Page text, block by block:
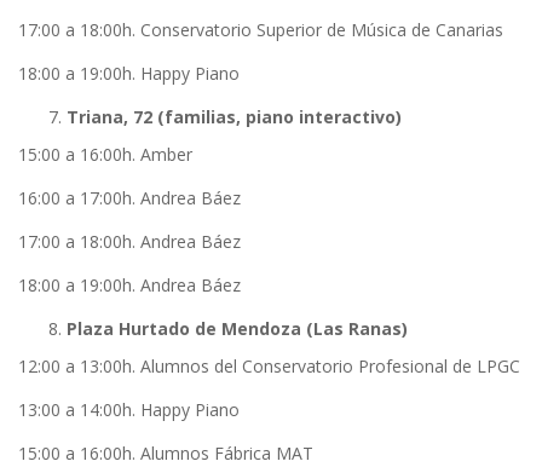
17:00 a 18:00h. Conservatorio Superior de Música de Canarias
18:00 a 19:00h. Happy Piano
Triana, 72 (familias, piano interactivo)
15:00 a 16:00h. Amber
16:00 a 17:00h. Andrea Báez
17:00 a 18:00h. Andrea Báez
18:00 a 19:00h. Andrea Báez
Plaza Hurtado de Mendoza (Las Ranas)
12:00 a 13:00h. Alumnos del Conservatorio Profesional de LPGC
13:00 a 14:00h. Happy Piano
15:00 a 16:00h. Alumnos Fábrica MAT